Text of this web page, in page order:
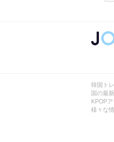
ョ
ア
韓国ト
国の最
KPOP
様々な